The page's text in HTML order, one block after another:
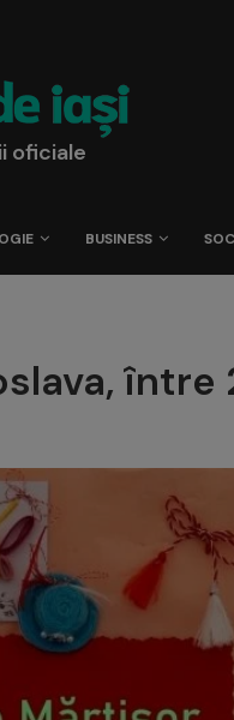
oficiale
BUSINESS
între